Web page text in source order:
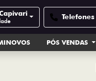
Telefones
PÓS VENDAS